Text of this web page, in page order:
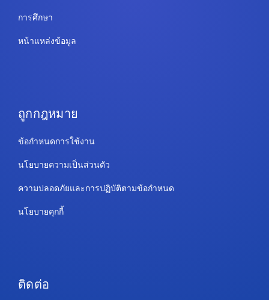
การศึกษา
หน้าแหล่งข้อมูล
ถูกกฎหมาย
ข้อกำหนดการใช้งาน
นโยบายความเป็นส่วนตัว
ความปลอดภัยและการปฏิบัติตามข้อกำหนด
นโยบายคุกกี้
ติดต่อ